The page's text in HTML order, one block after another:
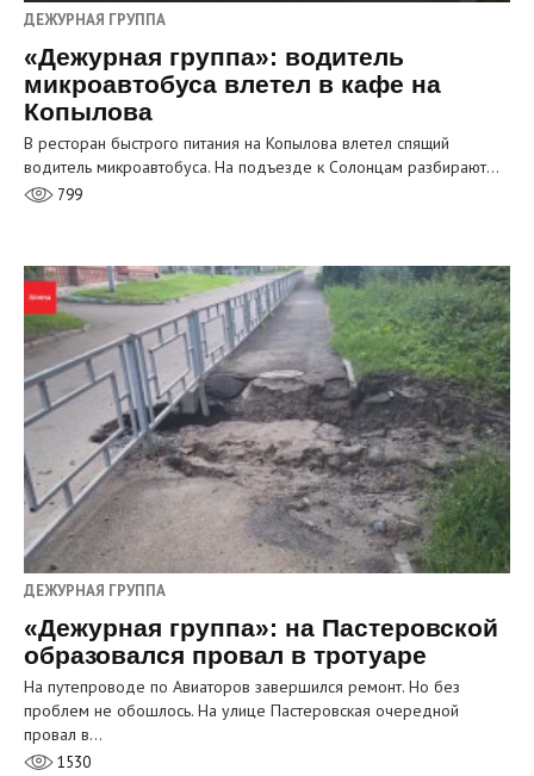
ДЕЖУРНАЯ ГРУППА
«Дежурная группа»: водитель
микроавтобуса влетел в кафе на
Копылова
В ресторан быстрого питания на Копылова влетел спящий
водитель микроавтобуса. На подъезде к Солонцам разбирают…
799
ДЕЖУРНАЯ ГРУППА
«Дежурная группа»: на Пастеровской
образовался провал в тротуаре
На путепроводе по Авиаторов завершился ремонт. Но без
проблем не обошлось. На улице Пастеровская очередной
провал в…
1530